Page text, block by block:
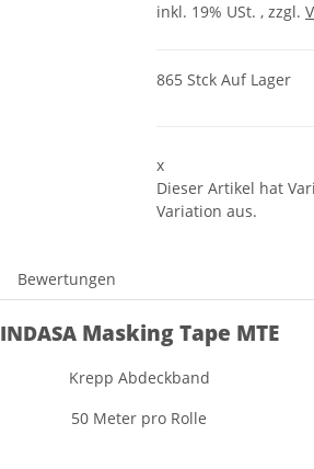
inkl. 19% USt. , zzgl.
865 Stck Auf Lager
x
Dieser Artikel hat
Variation aus.
Bewertungen
INDASA Masking Tape MTE
Krepp Abdeckband
50 Meter pro Rolle